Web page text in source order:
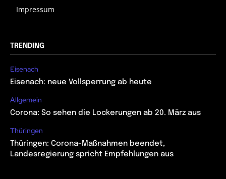
Impressum
TRENDING
Eisenach
Eisenach: neue Vollsperrung ab heute
Allgemein
Corona: So sehen die Lockerungen ab 20. März aus
Thüringen
Thüringen: Corona-Maßnahmen beendet,
Landesregierung spricht Empfehlungen aus